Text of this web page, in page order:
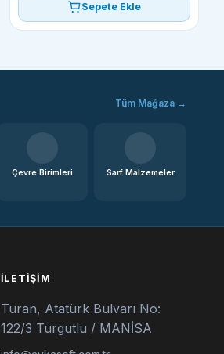
Sepete Ekle
Tüm Mağaza →
Çevre Birimleri Sarf Malzemeler
İLETIŞIM
Turan, Atatürk Bulvarı No:
122/3 Turgutlu / MANİSA